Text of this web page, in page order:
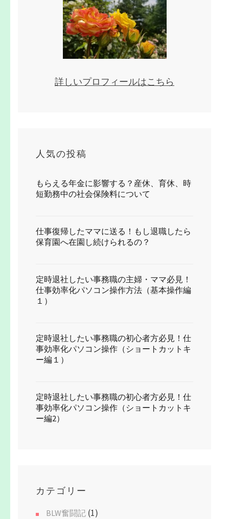
詳しいプロフィールはこちら
人気の投稿
もらえる年金に影響する？産休、育休、時
短勤務中の社会保険料について
仕事復帰したママに送る！もし退職したら
保育園へ在園し続けられるの？
定時退社したい事務職の主婦・ママ必見！
仕事効率化パソコン操作方法（基本操作編
１）
定時退社したい事務職の初心者方必見！仕
事効率化パソコン操作（ショートカットキ
ー編１）
定時退社したい事務職の初心者方必見！仕
事効率化パソコン操作（ショートカットキ
ー編2）
カテゴリー
BLW奮闘記 (1)